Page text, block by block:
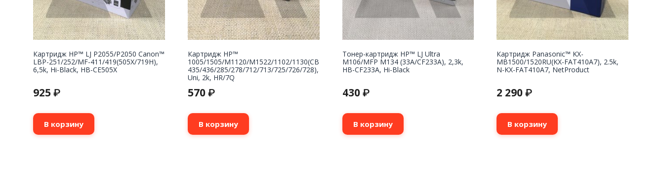
Картридж НР™ LJ P2055/P2050 Canon™
LBP-251/252/MF-411/419(505X/719H),
6,5k, Hi-Black, HB-CE505X
925 ₽
В корзину
Картридж НР™
1005/1505/M1120/M1522/1102/1130(CB
435/436/285/278/712/713/725/726/728),
Uni, 2k, HR/7Q
570 ₽
В корзину
Тонер-картридж HP™ LJ Ultra
M106/MFP M134 (33A/CF233A), 2,3k,
HB-CF233A, Hi-Black
430 ₽
В корзину
Картридж Panasonic™ KX-
MB1500/1520RU(KX-FAT410A7), 2.5k,
N-KX-FAT410A7, NetProduct
2 290₽
В корзину